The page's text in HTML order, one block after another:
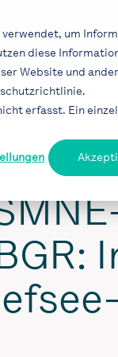
um
diese
Website und
.
erfasst. Ein